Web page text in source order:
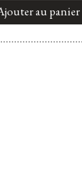
au panier